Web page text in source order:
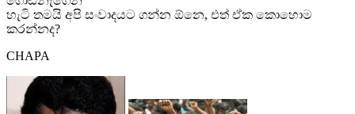
හැටි තමයි අපි සංවාදයට ගන්න ඕනෙ, එත් ඒක කොහොම
කරන්නද?
CHAPA